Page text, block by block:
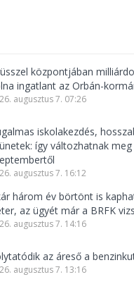
központjában
ingatlant az Orbán-
augusztus 7. 07:26
iskolakezdés,
így változhatnak
augusztus 7. 16:12
három év börtönt is
az ügyét már a BRFK
augusztus 7. 14:16
az áreső a
augusztus 7. 13:16